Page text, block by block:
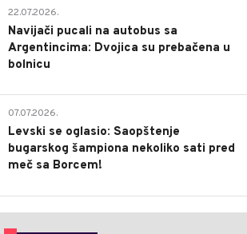
22.07.2026.
Navijači pucali na autobus sa
Argentincima: Dvojica su prebačena u
bolnicu
07.07.2026.
Levski se oglasio: Saopštenje
bugarskog šampiona nekoliko sati pred
meč sa Borcem!